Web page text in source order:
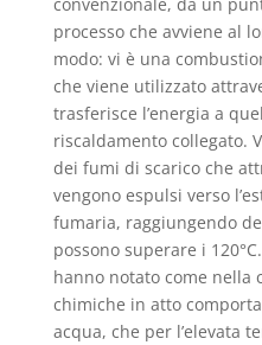
convenzionale, da un
processo che avviene al
modo: vi è una
che viene utilizzato
trasferisce l’energia a
riscaldamento collegato.
dei fumi di scarico che
vengono espulsi verso
fumaria, raggiungendo
possono superare i
hanno notato come nella
chimiche in atto
acqua, che per l’elevata